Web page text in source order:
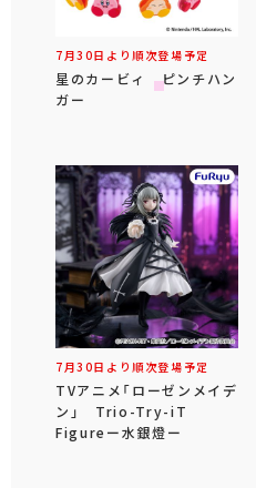
7月30日より順次登場予定
星のカービィ ピンチハン
ガー
7月30日より順次登場予定
TVアニメ「ローゼンメイデ
ン」 Trio-Try-iT
Figureー水銀燈ー